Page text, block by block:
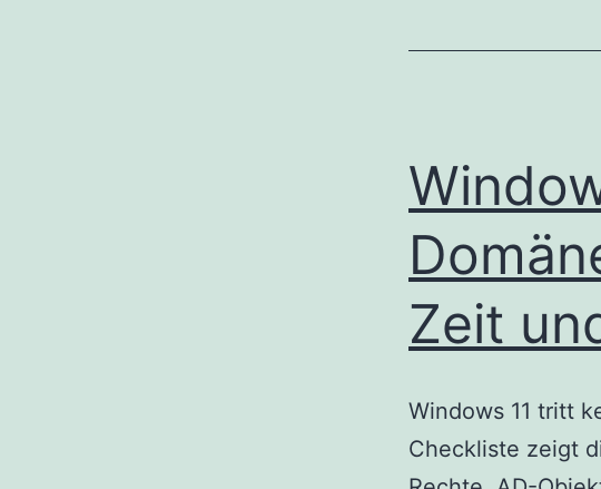
Zeit
Windows 11 tritt
Checkliste zeigt